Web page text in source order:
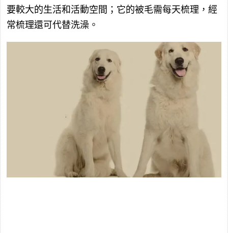
要較大的生活和活動空間；它的被毛需每天梳理，經
常梳理還可代替洗澡。